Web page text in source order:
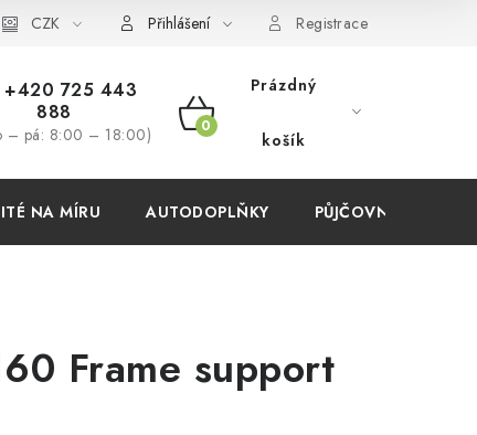
CZK Přihlášení Registrace
+420 725 443
888
– pá: 8:00 – 18:00)
NÁKUPNÍ
Prázdný
košík
NA MÍRU AUTODOPLŇKY PŮJČOVNA
Frame support